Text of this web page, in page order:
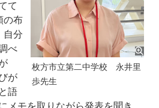
枚方市立第二中学校 永井里
歩先生
て
の布
自分
べ
が
語